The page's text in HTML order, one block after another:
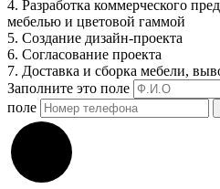
4. Разработка коммерческого
мебелью и цветовой гаммой
5. Создание дизайн-проекта
6. Согласование проекта
7. Доставка и сборка мебели,
Заполните это поле
поле